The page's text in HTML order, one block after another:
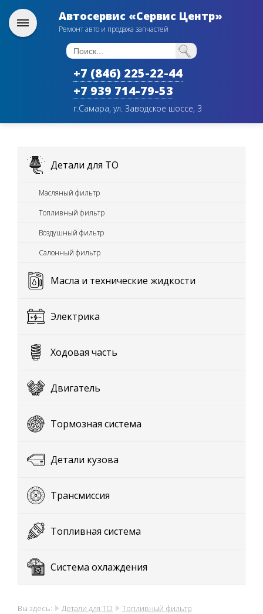
Автосервис «Сервис Центр»
Ремонт авто и продажа запчастей
+7 (846) 225-22-44
+7 939 714-79-53
г.Самара, ул. Заводское шоссе, 3
Детали для ТО
Масляный фильтр
Топливный фильтр
Воздушный фильтр
Салонный фильтр
Масла и технические жидкости
Электрика
Ходовая часть
Двигатель
Тормозная система
Детали кузова
Трансмиссия
Топливная система
Система охлаждения
Вы здесь: Детали для ТО Топливный фильтр